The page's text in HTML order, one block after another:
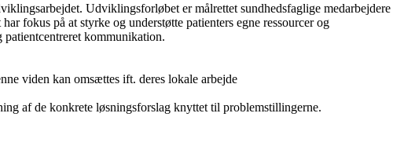
Udviklingsforløbet er målrettet sundhedsfaglige medarbejdere
fokus på at styrke og understøtte patienters egne ressourcer og
kommunikation.
viden kan omsættes ift. deres lokale arbejde
af de konkrete løsningsforslag knyttet til problemstillingerne.